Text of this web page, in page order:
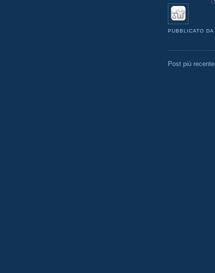
PUBBLICATO DA
Post più recente